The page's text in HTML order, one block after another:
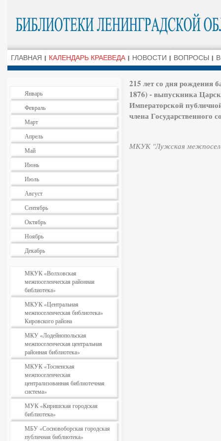
ГЛАВНАЯ КАЛЕНДАРЬ КРАЕВЕДА НОВОСТИ ВОПРОСЫ
Январь
Февраль
Март
Апрель
Май
Июнь
Июль
Август
Сентябрь
Октябрь
Ноябрь
Декабрь
МКУК «Волховская
межпоселенческая районная
библиотека»
МКУК «Центральная
межпоселенческая библиотека»
Кировского района
МКУ «Лодейнопольская
межпоселенческая центральная
районная библиотека»
МКУК «Тосненская
межпоселенческая
централизованная библиотечная
система»
МУК «Киришская городская
библиотека»
МБУ «Сосновоборская городская
публичная библиотека»
215 лет со дня рождения
1876) - выпускника
Императорской
члена Государственного
МКУК "Лужская